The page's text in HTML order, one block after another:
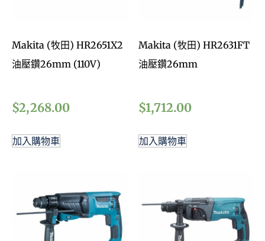
Makita (牧田) HR2651X2
油壓鑽26mm (110V)
$2,268.00
加入購物車
Makita (牧田) HR2631FT
油壓鑽26mm
$1,712.00
加入購物車